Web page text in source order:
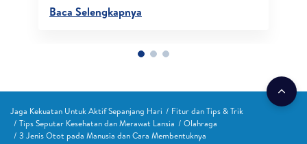
Baca Selengkapnya
Jaga Kekuatan Untuk Aktif Sepanjang Hari
Fitur dan Tips & Trik
Tips Seputar Kesehatan dan Merawat Lansia
Olahraga
3 Jenis Otot pada Manusia dan Cara Membentuknya